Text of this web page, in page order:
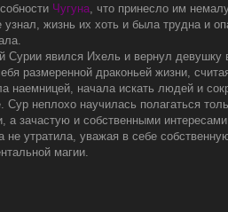
Чугуна, что принесло им
узнал, жизнь их хоть и была трудна и
Сурии явился Ихель и вернул девушку
размеренной драконьей жизни,
наемницей, начала искать людей и
неплохо научилась полагаться
а зачастую и собственными
утратила, уважая в себе
магии.